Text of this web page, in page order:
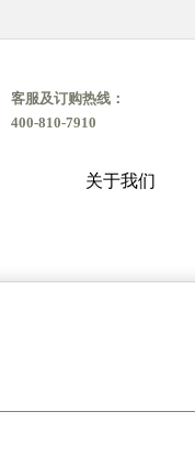
客服及订购热线：
400-810-7910
关于我们